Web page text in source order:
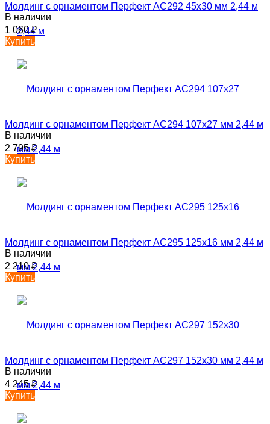
Молдинг с орнаментом Перфект AC292 45х30 мм 2,44 м
В наличии
1 060₽
Купить
Молдинг с орнаментом Перфект AC294 107х27 мм 2,44 м
В наличии
2 795₽
Купить
Молдинг с орнаментом Перфект AC295 125х16 мм 2,44 м
В наличии
2 210₽
Купить
Молдинг с орнаментом Перфект AC297 152х30 мм 2,44 м
В наличии
4 245₽
Купить